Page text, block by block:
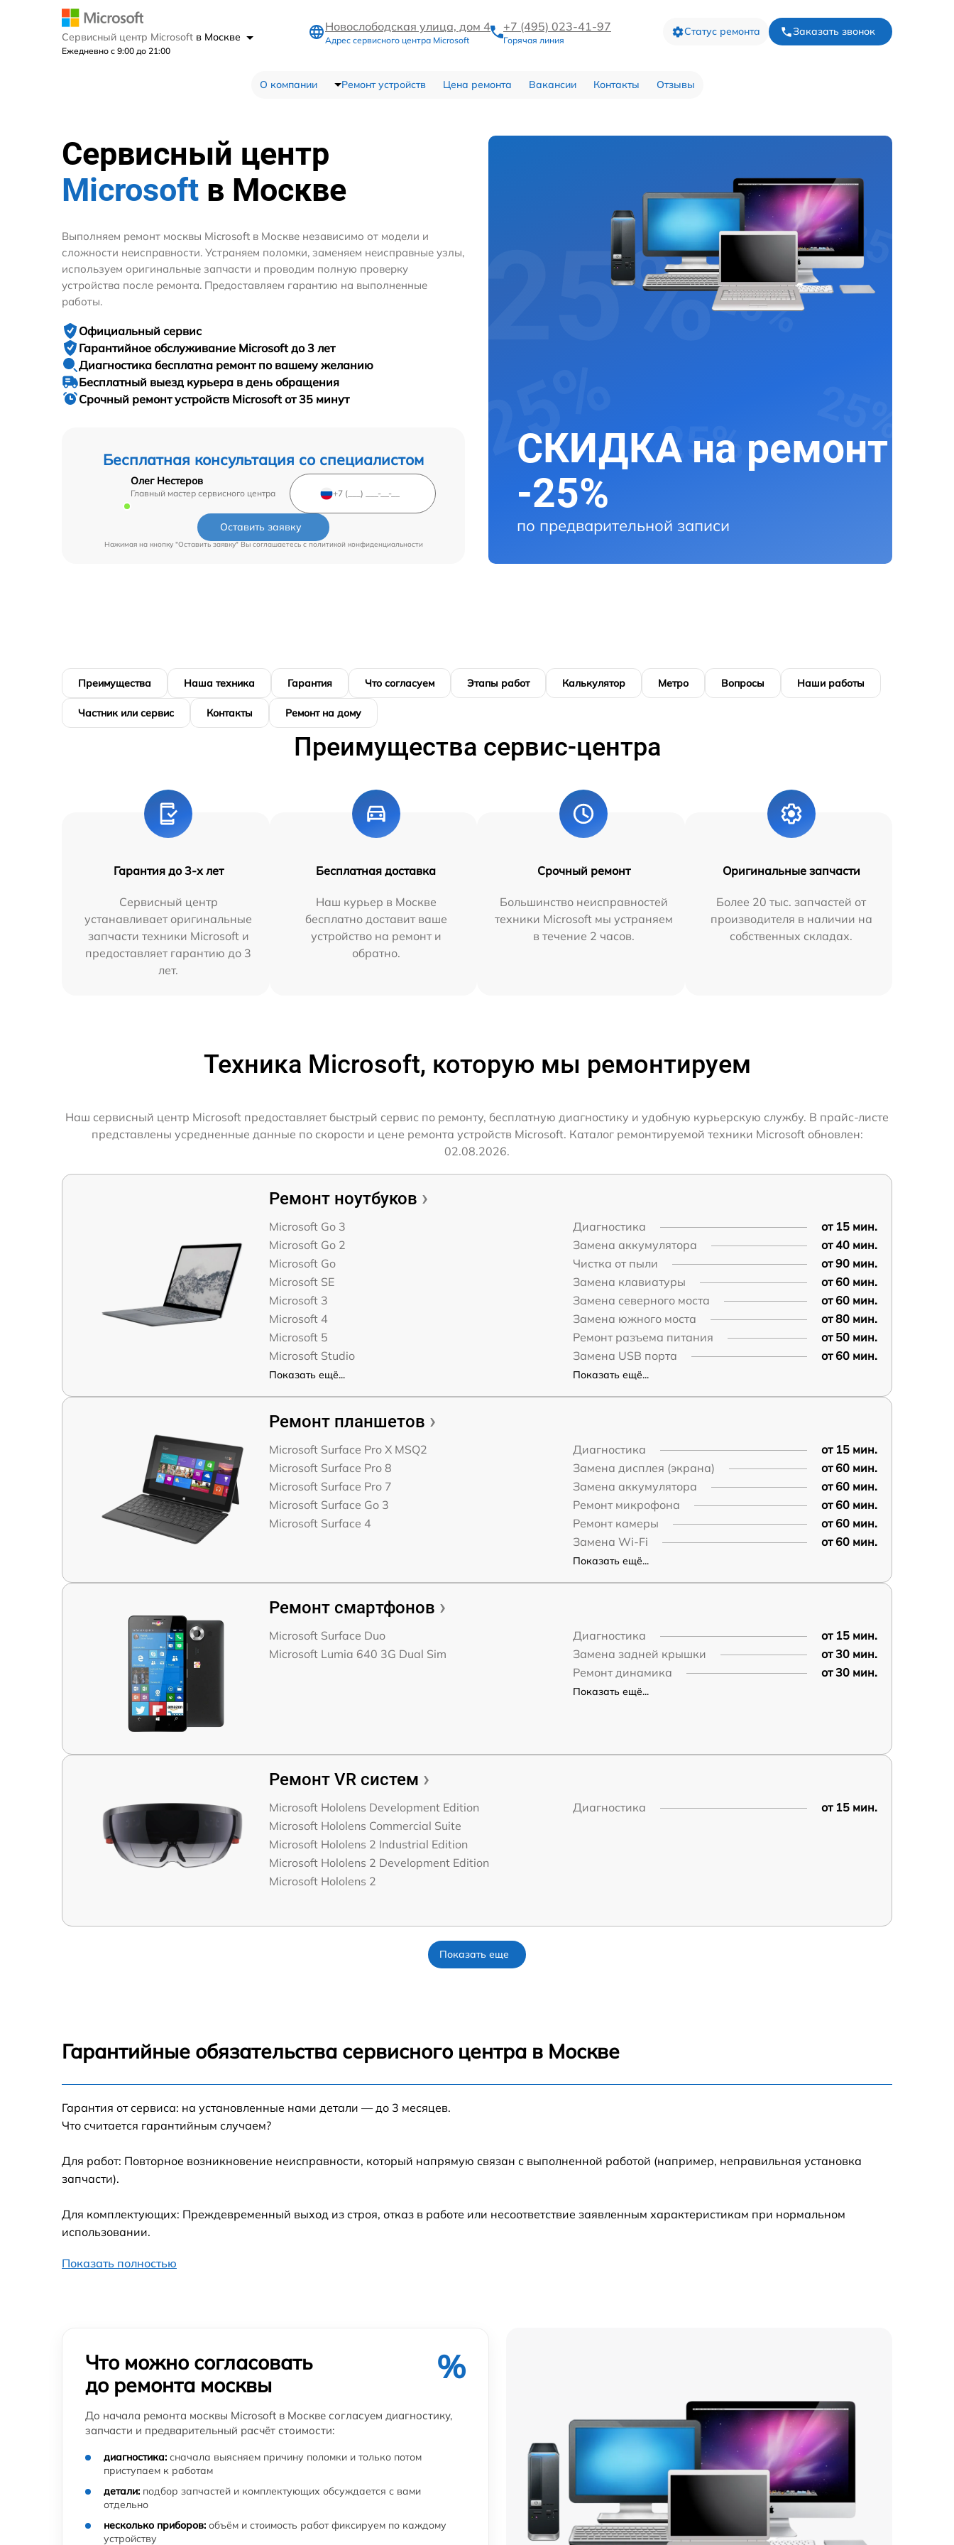
Сервисный центр Microsoft в Москве
Ежедневно с 9:00 до 21:00
Новослободская улица, дом 4
Адрес сервисного центра Microsoft
+7 (495) 023-41-97
Горячая линия
Статус ремонта Заказать звонок
О компании Ремонт устройств Цена ремонта Вакансии Контакты Отзывы
Сервисный центр
Microsoft в Москве
Бесплатная консультация со специалистом
Олег Нестеров
Главный мастер сервисного центра
Оставить заявку
Нажимая на кнопку "Оставить заявку" Вы соглашаетесь cполитикой конфиденциальности
Выполняем ремонт москвы Microsoft в Москве независимо от модели и
сложности неисправности. Устраняем поломки, заменяем неисправные узлы,
используем оригинальные запчасти и проводим полную проверку
устройства после ремонта. Предоставляем гарантию на выполненные
работы.
Официальный сервис
Гарантийное обслуживание Microsoft до 3 лет
Диагностика бесплатна ремонт по вашему желанию
Бесплатный выезд курьера в день обращения
Срочный ремонтустройств Microsoft от 35 минут
СКИДКА на ремонт
-25%
по предварительной записи
Преимущества Наша техника Гарантия Что согласуем Этапы работ Калькулятор Метро Вопросы Наши работы
Частник или сервис Контакты Ремонт на дому
Преимущества сервис-центра
Гарантия до 3-х лет
Сервисный центр
устанавливает оригинальные
запчасти техники Microsoft и
предоставляет гарантию до 3
лет.
Бесплатная доставка
Наш курьер в Москве
бесплатно доставит ваше
устройство на ремонт и
обратно.
Срочный ремонт
Большинство неисправностей
техники Microsoft мы устраняем
в течение 2 часов.
Оригинальные запчасти
Более 20 тыс. запчастей от
производителя в наличии на
собственных складах.
Техника Microsoft, которую мы ремонтируем
Наш сервисный центр Microsoft предоставляет быстрый сервис по ремонту, бесплатную диагностику и удобную курьерскую службу. В прайс-листе
представлены усредненные данные по скорости и цене ремонта устройств Microsoft. Каталог ремонтируемой техники Microsoft обновлен:
02.08.2026.
Ремонт ноутбуков
Microsoft Go 3
Microsoft Go 2
Microsoft Go
Microsoft SE
Microsoft 3
Microsoft 4
Microsoft 5
Microsoft Studio
Показать ещё...
Диагностика
от 15 мин.
Замена аккумулятора
от 40 мин.
Чистка от пыли
от 90 мин.
Замена клавиатуры
от 60 мин.
Замена северного моста
от 60 мин.
Замена южного моста
от 80 мин.
Ремонт разъема питания
от 50 мин.
Замена USB порта
от 60 мин.
Показать ещё...
Ремонт планшетов
Microsoft Surface Pro X MSQ2
Microsoft Surface Pro 8
Microsoft Surface Pro 7
Microsoft Surface Go 3
Microsoft Surface 4
Диагностика
от 15 мин.
Замена дисплея (экрана)
от 60 мин.
Замена аккумулятора
от 60 мин.
Ремонт микрофона
от 60 мин.
Ремонт камеры
от 60 мин.
Замена Wi-Fi
от 60 мин.
Показать ещё...
Ремонт смартфонов
Microsoft Surface Duo
Microsoft Lumia 640 3G Dual Sim
Диагностика
от 15 мин.
Замена задней крышки
от 30 мин.
Ремонт динамика
от 30 мин.
Показать ещё...
Ремонт VR систем
Microsoft Hololens Development Edition
Microsoft Hololens Commercial Suite
Microsoft Hololens 2 Industrial Edition
Microsoft Hololens 2 Development Edition
Microsoft Hololens 2
Диагностика от 15 мин.
Показать еще
Гарантийные обязательства сервисного центра в Москве
Гарантия от сервиса: на установленные нами детали — до 3 месяцев.
Что считается гарантийным случаем?
Для работ: Повторное возникновение неисправности, который напрямую связан с выполненной работой (например, неправильная установка
запчасти).
Для комплектующих: Преждевременный выход из строя, отказ в работе или несоответствие заявленным характеристикам при нормальном
использовании.
Показать полностью
Что можно согласовать
до ремонта москвы
%
До начала ремонта москвы Microsoft в Москве согласуем диагностику,
запчасти и предварительный расчёт стоимости:
диагностика: сначала выясняем причину поломки и только потом
приступаем к работам
детали: подбор запчастей и комплектующих обсуждается с вами
отдельно
несколько приборов: объём и стоимость работ фиксируем по каждому
устройству